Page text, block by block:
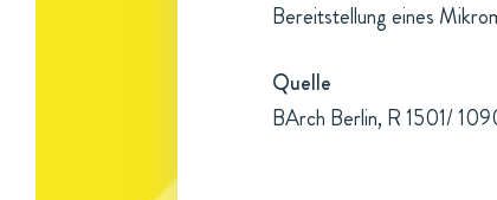
Bereitstellung eines
Quelle
BArch Berlin, R 1501/